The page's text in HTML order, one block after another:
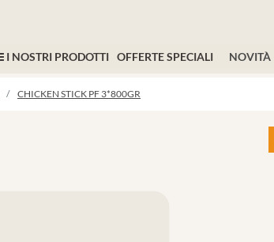
I NOSTRI PRODOTTI OFFERTE SPECIALI NOVITÀ
CHICKEN STICK PF 3*800GR